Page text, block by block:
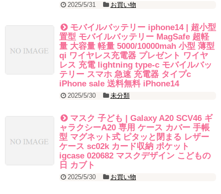
2025/5/31 お買い物
モバイルバッテリー iphone14 | 超小型
置型 モバイルバッテリー MagSafe 超軽
量 大容量 軽量 5000/10000mah 小型 薄型
qi ワイヤレス充電器 プレゼント ワイヤ
レス 充電 lightning type-c モバイルバッ
テリー スマホ 急速 充電器 タイプc
iPhone sale 送料無料 iPhone14
2025/5/30 未分類
マスク 子ども | Galaxy A20 SCV46 ギ
ャラクシーA20 専用 ケース カバー 手帳
型 マグネット式 ピタッと閉まる レザー
ケース sc02k カード収納 ポケット
igcase 020682 マスクデザイン こどもの
日 カブト
2025/5/30 お買い物